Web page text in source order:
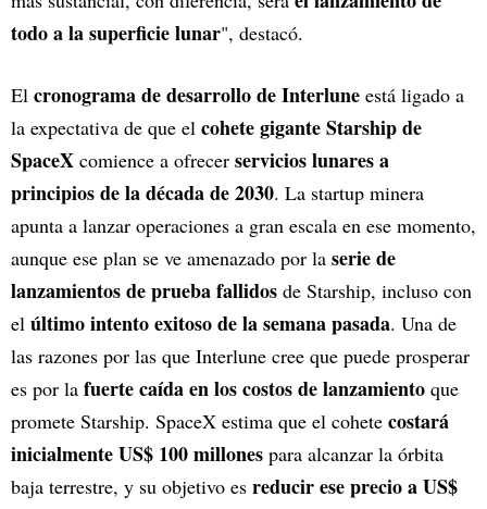
todo a la superficie lunar", destacó.
El cronograma de desarrollo de Interlune está ligado a
la expectativa de que el cohete gigante Starship de
SpaceX comience a ofrecer servicios lunares a
principios de la década de 2030. La startup minera
apunta a lanzar operaciones a gran escala en ese momento,
aunque ese plan se ve amenazado por la serie de
lanzamientos de prueba fallidos de Starship, incluso con
el último intento exitoso de la semana pasada. Una de
las razones por las que Interlune cree que puede prosperar
es por la fuerte caída en los costos de lanzamiento que
promete Starship. SpaceX estima que el cohete costará
inicialmente US$ 100 millones para alcanzar la órbita
baja terrestre, y su objetivo es reducir ese precio a US$